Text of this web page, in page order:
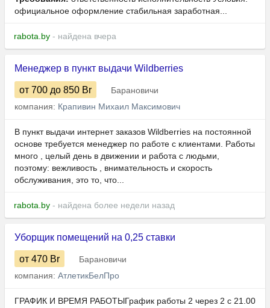
официальное оформление стабильная заработная...
rabota.by - найдена вчера
Менеджер в пункт выдачи Wildberries
от 700 до 850 Br
Барановичи
компания: Крапивин Михаил Максимович
В пункт выдачи интернет заказов Wildberries на постоянной
основе требуется менеджер по работе с клиентами. Работы
много , целый день в движении и работа с людьми,
поэтому: вежливость , внимательность и скорость
обслуживания, это то, что...
rabota.by - найдена более недели назад
Уборщик помещений на 0,25 ставки
от 470 Br
Барановичи
компания: АтлетикБелПро
ГРАФИК И ВРЕМЯ РАБОТЫГрафик работы 2 через 2 с 21.00